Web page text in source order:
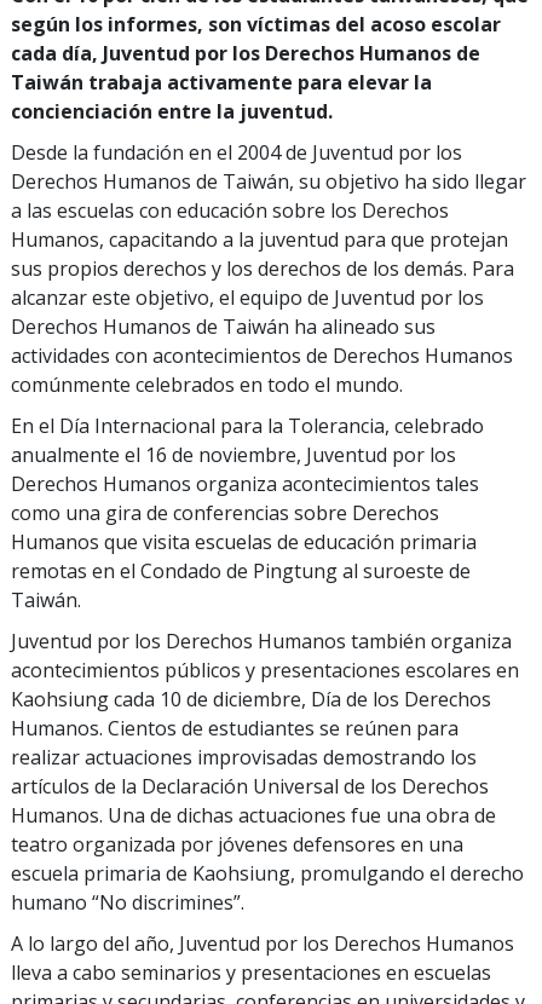
según los informes, son víctimas del acoso escolar
cada día, Juventud por los Derechos Humanos de
Taiwán trabaja activamente para elevar la
concienciación entre la juventud.
Desde la fundación en el 2004 de Juventud por los
Derechos Humanos de Taiwán, su objetivo ha sido llegar
a las escuelas con educación sobre los Derechos
Humanos, capacitando a la juventud para que protejan
sus propios derechos y los derechos de los demás. Para
alcanzar este objetivo, el equipo de Juventud por los
Derechos Humanos de Taiwán ha alineado sus
actividades con acontecimientos de Derechos Humanos
comúnmente celebrados en todo el mundo.
En el Día Internacional para la Tolerancia, celebrado
anualmente el 16 de noviembre, Juventud por los
Derechos Humanos organiza acontecimientos tales
como una gira de conferencias sobre Derechos
Humanos que visita escuelas de educación primaria
remotas en el Condado de Pingtung al suroeste de
Taiwán.
Juventud por los Derechos Humanos también organiza
acontecimientos públicos y presentaciones escolares en
Kaohsiung cada 10 de diciembre, Día de los Derechos
Humanos. Cientos de estudiantes se reúnen para
realizar actuaciones improvisadas demostrando los
artículos de la Declaración Universal de los Derechos
Humanos. Una de dichas actuaciones fue una obra de
teatro organizada por jóvenes defensores en una
escuela primaria de Kaohsiung, promulgando el derecho
humano “No discrimines”.
A lo largo del año, Juventud por los Derechos Humanos
lleva a cabo seminarios y presentaciones en escuelas